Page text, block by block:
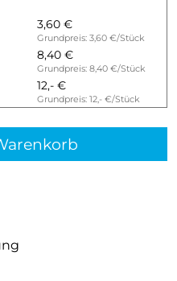
3,60 €
Grundpreis: 3,60 €/Stück
8,40 €
Grundpreis: 8,40 €/Stück
12,- €
Grundpreis: 12,- €/Stück